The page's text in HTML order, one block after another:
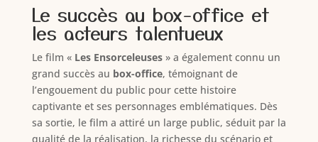
Le succès au box-office et
les acteurs talentueux
Le film « Les Ensorceleuses» a également connu un
grand succès au box-office, témoignant de
l’engouement du public pour cette histoire
captivante et ses personnages emblématiques. Dès
sa sortie, le film a attiré un large public, séduit par la
qualité de la réalisation, la richesse du scénario et